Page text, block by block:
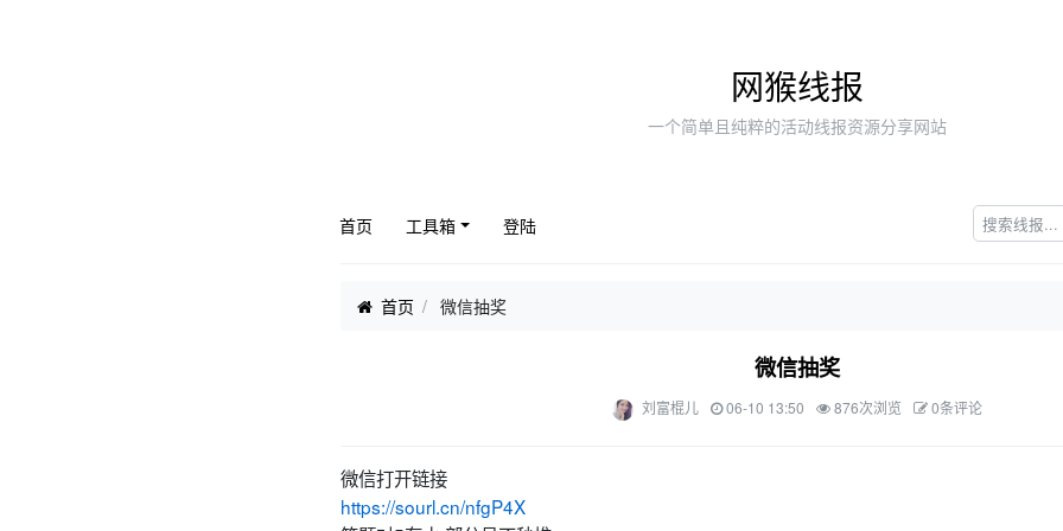
网猴线报
一个简单且纯粹的活动线报资源分享网站
首页 工具箱 登陆
首页 微信抽奖
微信抽奖
刘富棍儿 06-10 13:50 876次浏览 0条评论
微信打开链接
https://sourl.cn/nfgP4X